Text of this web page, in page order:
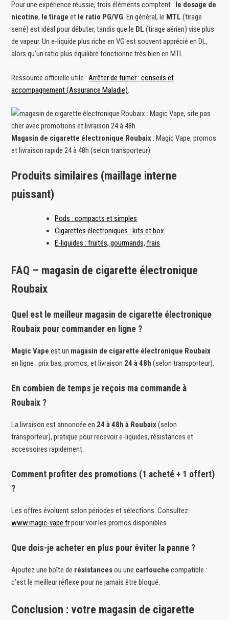
Pour une expérience réussie, trois éléments comptent : le dosage de
nicotine, le tirage et le ratio PG/VG. En général, le MTL (tirage
serré) est idéal pour débuter, tandis que le DL (tirage aérien) vise plus
de vapeur. Un e-liquide plus riche en VG est souvent apprécié en DL,
alors qu’un ratio plus équilibré fonctionne très bien en MTL.
Ressource officielle utile :Arrêter de fumer : conseils et
accompagnement (Assurance Maladie)
Magasin de cigarette électronique Roubaix: Magic Vape, promos
et livraison rapide 24 à 48h (selon transporteur).
Produits similaires (maillage interne
puissant)
Pods : compacts et simples
Cigarettes électroniques : kits et box
E-liquides : fruités, gourmands, frais
FAQ – magasin de cigarette électronique
Roubaix
Quel est le meilleur magasin de cigarette électronique
Roubaix pour commander en ligne ?
Magic Vape est un magasin de cigarette électronique Roubaix
en ligne : prix bas, promos, et livraison 24 à 48h (selon transporteur).
En combien de temps je reçois ma commande à
Roubaix ?
La livraison est annoncée en 24 à 48h à Roubaix(selon
transporteur), pratique pour recevoir e-liquides, résistances et
accessoires rapidement.
Comment profiter des promotions (1 acheté + 1 offert)
?
Les offres évoluent selon périodes et sélections. Consultez
www.magic-vape.frpour voir les promos disponibles.
Que dois-je acheter en plus pour éviter la panne ?
Ajoutez une boîte de résistancesou une cartouche compatible :
c’est le meilleur réflexe pour ne jamais être bloqué.
Conclusion : votre magasin de cigarette